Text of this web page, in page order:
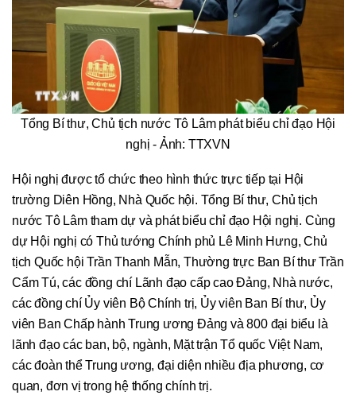
Tổng Bí thư, Chủ tịch nước Tô Lâm phát biểu chỉ đạo Hội
nghị - Ảnh: TTXVN
Hội nghị được tổ chức theo hình thức trực tiếp tại Hội
trường Diên Hồng, Nhà Quốc hội. Tổng Bí thư, Chủ tịch
nước Tô Lâm tham dự và phát biểu chỉ đạo Hội nghị. Cùng
dự Hội nghị có Thủ tướng Chính phủ Lê Minh Hưng, Chủ
tịch Quốc hội Trần Thanh Mẫn, Thường trực Ban Bí thư Trần
Cẩm Tú, các đồng chí Lãnh đạo cấp cao Đảng, Nhà nước,
các đồng chí Ủy viên Bộ Chính trị, Ủy viên Ban Bí thư, Ủy
viên Ban Chấp hành Trung ương Đảng và 800 đại biểu là
lãnh đạo các ban, bộ, ngành, Mặt trận Tổ quốc Việt Nam,
các đoàn thể Trung ương, đại diện nhiều địa phương, cơ
quan, đơn vị trong hệ thống chính trị.